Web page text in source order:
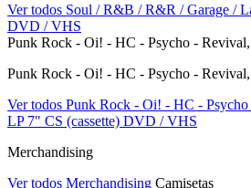
Ver todos Soul / R&B / R&R / Garage /
DVD / VHS
Punk Rock - Oi! - HC - Psycho -
Punk Rock - Oi! - HC - Psycho -
Ver todos Punk Rock - Oi! - HC -
LP 7" CS (cassette) DVD / VHS
Merchandising
Ver todos Merchandising Camisetas